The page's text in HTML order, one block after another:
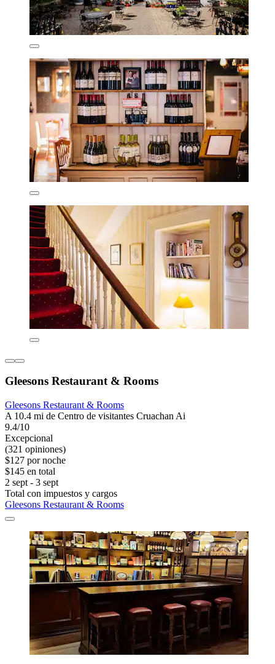
Gleesons Restaurant & Rooms
Gleesons Restaurant & Rooms
A 10.4 mi de Centro de visitantes Cruachan Ai
9.4/10
Excepcional
(321 opiniones)
$127 por noche
$145 en total
2 sept - 3 sept
Total con impuestos y cargos
Gleesons Restaurant & Rooms